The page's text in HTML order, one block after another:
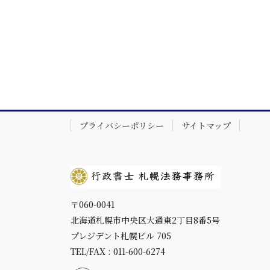
プライバシーポリシー サイトマップ
〒060-0041
北海道札幌市中央区大通東2丁目8番5号
プレジデント札幌ビル 705
TEL/FAX : 011-600-6274